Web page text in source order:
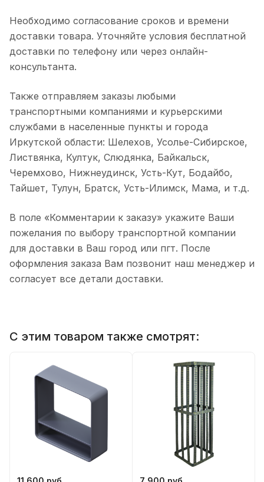
Необходимо согласование сроков и времени
доставки товара. Уточняйте условия бесплатной
доставки по телефону или через онлайн-
консультанта.
Также отправляем заказы любыми
транспортными компаниями и курьерскими
службами в населенные пункты и города
Иркутской области: Шелехов, Усолье-Сибирское,
Листвянка, Култук, Слюдянка, Байкальск,
Черемхово, Нижнеудинск, Усть-Кут, Бодайбо,
Тайшет, Тулун, Братск, Усть-Илимск, Мама, и т.д.
В поле «Комментарии к заказу» укажите Ваши
пожелания по выбору транспортной компании
для доставки в Ваш город или пгт. После
оформления заказа Вам позвонит наш менеджер и
согласует все детали доставки.
С этим товаром также смотрят: